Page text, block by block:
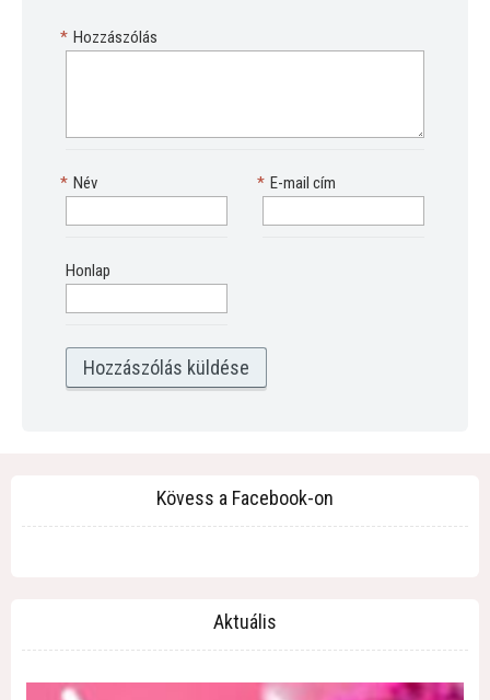
Hozzászólás
*
Név
* E-mail cím
*
Honlap
Kövess a Facebook-on
Aktuális